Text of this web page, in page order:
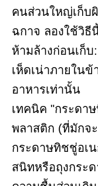
คนส่วนใหญ่เก็บ
ฉกาจ ลองใช้วิธี
ห้ามล้างก่อนเก็
เห็ดเน่าภายใน
อาหารเท่านั้น
เทคนิค "กระดา
พลาสติก (ที่มักจ
กระดาษทิชชู่อเ
สนิทหรือถุงกระ